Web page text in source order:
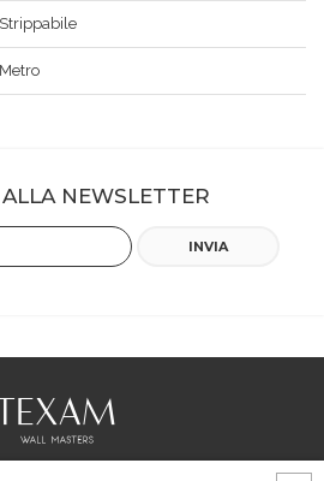
Strippabile
Metro
NEWSLETTER
INVIA